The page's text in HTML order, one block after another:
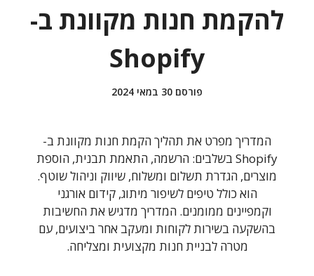
להקמת חנות מקוונת ב-
Shopify
פורסם 30 במאי 2024
המדריך מפרט את תהליך הקמת חנות מקוונת ב-
Shopify בשלבים: הרשמה, התאמת תבנית, הוספת
מוצרים, הגדרת תשלום ומשלוח, שיווק וניהול שוטף.
הוא כולל טיפים לשיפור מיתוג, קידום אורגני
וקמפיינים ממומנים. המדריך מדגיש את החשיבות
בהשקעה בשירות לקוחות ומעקב אחר ביצועים, עם
מטרה לבניית חנות מקצועית ומצליחה.